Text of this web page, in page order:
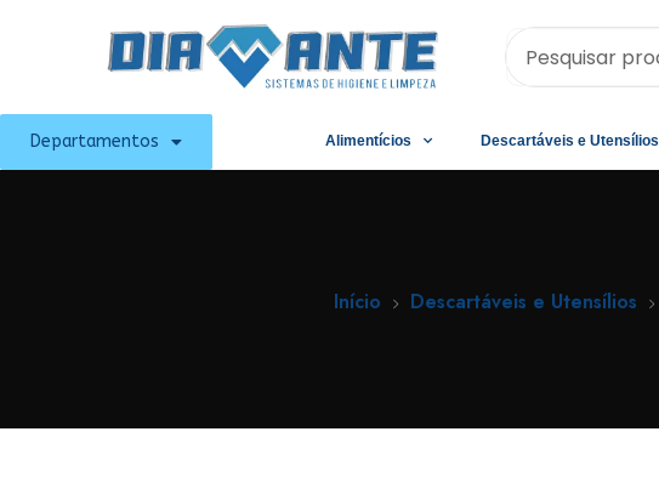
Departamentos Alimentícios Descartáveis e Utensílios
Início Descartáveis e Utensílios